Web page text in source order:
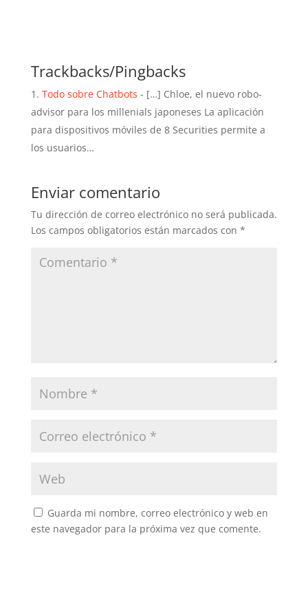
Trackbacks/Pingbacks
Todo sobre Chatbots - […] Chloe, el nuevo robo-
advisor para los millenials japoneses La aplicación
para dispositivos móviles de 8 Securities permite a
los usuarios…
Enviar comentario
Tu dirección de correo electrónico no será publicada.
Los campos obligatorios están marcados con *
Guarda mi nombre, correo electrónico y web en
este navegador para la próxima vez que comente.